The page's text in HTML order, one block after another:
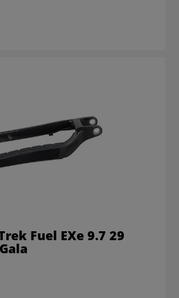
Fuel EXe 9.7 29